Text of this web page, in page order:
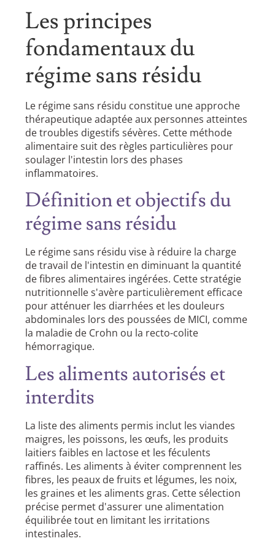
Les principes
fondamentaux du
régime sans résidu
Le régime sans résidu constitue une approche
thérapeutique adaptée aux personnes atteintes
de troubles digestifs sévères. Cette méthode
alimentaire suit des règles particulières pour
soulager l'intestin lors des phases
inflammatoires.
Définition et objectifs du
régime sans résidu
Le régime sans résidu vise à réduire la charge
de travail de l'intestin en diminuant la quantité
de fibres alimentaires ingérées. Cette stratégie
nutritionnelle s'avère particulièrement efficace
pour atténuer les diarrhées et les douleurs
abdominales lors des poussées de MICI, comme
la maladie de Crohn ou la recto-colite
hémorragique.
Les aliments autorisés et
interdits
La liste des aliments permis inclut les viandes
maigres, les poissons, les œufs, les produits
laitiers faibles en lactose et les féculents
raffinés. Les aliments à éviter comprennent les
fibres, les peaux de fruits et légumes, les noix,
les graines et les aliments gras. Cette sélection
précise permet d'assurer une alimentation
équilibrée tout en limitant les irritations
intestinales.